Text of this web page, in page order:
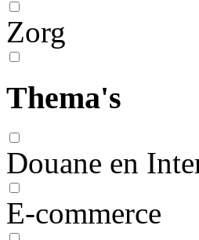
Zorg
Thema's
Douane en
E-commerce